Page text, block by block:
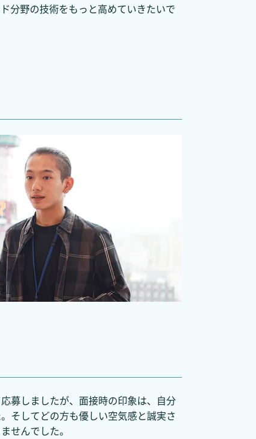
分野の技術をもっと高めていきたいで
募しましたが、面接時の印象は、自分
そしてどの方も優しい空気感と誠実さ
せんでした。